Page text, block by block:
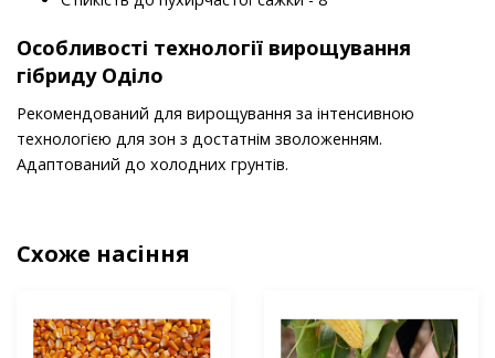
Особливості технології вирощування
гібриду Оділо
Рекомендований для вирощування за інтенсивною
технологією для зон з достатнім зволоженням.
Адаптований до холодних грунтів.
Схоже насіння